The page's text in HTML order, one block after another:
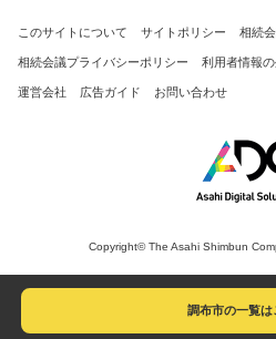
調布市の一覧は
このサイトについて サイトポリシー 相続
相続会議プライバシーポリシー 利用者情報
運営会社 広告ガイド お問い合わせ
Copyright© The Asahi Shimbun